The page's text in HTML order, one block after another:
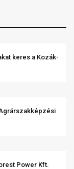
keres a Kozák-
Power Kft.